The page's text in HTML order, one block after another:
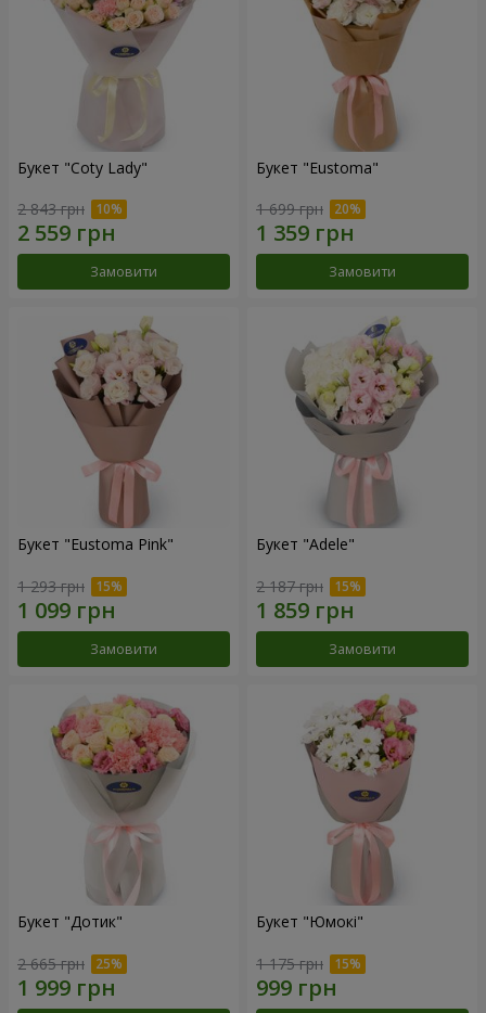
Букет "Coty Lady"
2 843 грн
Замовити
Букет "Eustoma"
1 699 грн
Замовити
Букет "Eustoma Pink"
1 293 грн
Замовити
Букет "Adele"
2 187 грн
Замовити
Букет "Дотик"
2 665 грн
Букет "Юмокі"
1 175 грн